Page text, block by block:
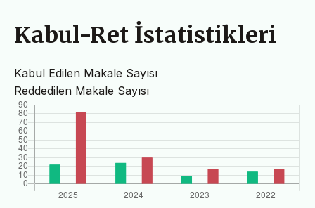
Kabul-Ret İstatistikleri
Kabul Edilen Makale Sayısı
Reddedilen Makale Sayısı